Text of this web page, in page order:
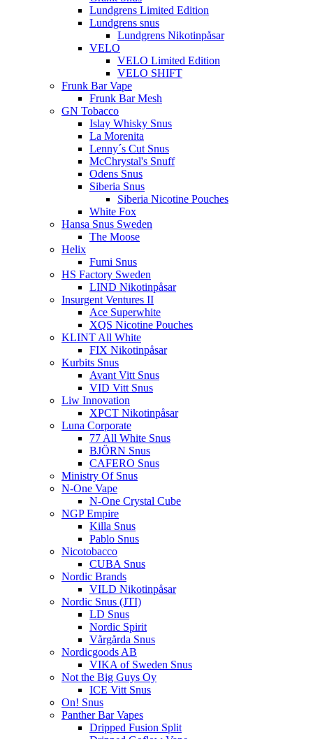
Lundgrens Limited Edition
Lundgrens snus
Lundgrens Nikotinpåsar
VELO
VELO Limited Edition
VELO SHIFT
Frunk Bar Vape
Frunk Bar Mesh
GN Tobacco
Islay Whisky Snus
La Morenita
Lenny´s Cut Snus
McChrystal's Snuff
Odens Snus
Siberia Snus
Siberia Nicotine Pouches
White Fox
Hansa Snus Sweden
The Moose
Helix
Fumi Snus
HS Factory Sweden
LIND Nikotinpåsar
Insurgent Ventures II
Ace Superwhite
XQS Nicotine Pouches
KLINT All White
FIX Nikotinpåsar
Kurbits Snus
Avant Vitt Snus
VID Vitt Snus
Liw Innovation
XPCT Nikotinpåsar
Luna Corporate
77 All White Snus
BJÖRN Snus
CAFERO Snus
Ministry Of Snus
N-One Vape
N-One Crystal Cube
NGP Empire
Killa Snus
Pablo Snus
Nicotobacco
CUBA Snus
Nordic Brands
VILD Nikotinpåsar
Nordic Snus (JTI)
LD Snus
Nordic Spirit
Vårgårda Snus
Nordicgoods AB
VIKA of Sweden Snus
Not the Big Guys Oy
ICE Vitt Snus
On! Snus
Panther Bar Vapes
Dripped Fusion Split